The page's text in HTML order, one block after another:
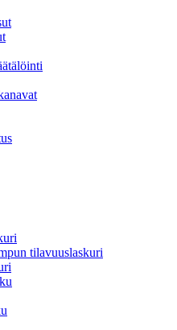
tilavuuslaskuri